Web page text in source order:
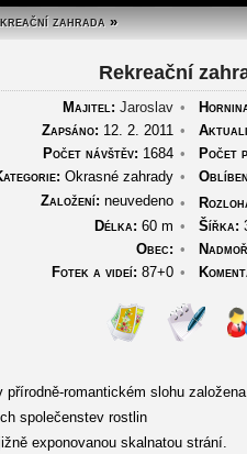
zahrada»
Rekreační
Majitel: Jaroslav •
Zapsáno: 12. 2. 2011 •
Počet návštěv: 1684 • Počet
Okrasné zahrady •
Založení: neuvedeno •
Délka: 60 m • Šířka:
Obec: •
Fotek a videí: 87+0 •
přírodně-romantickém slohu
společenstev rostlin
exponovanou skalnatou strání.